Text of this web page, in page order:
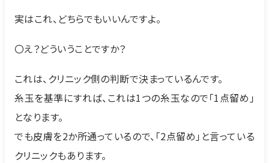
実はこれ、どちらでもいいんですよ。
〇え？どういうことですか？
これは、クリニック側の判断で決まっているんです。
糸玉を基準にすれば、これは1つの糸玉なので「1点留め」
となります。
でも皮膚を2か所通っているので、「2点留め」と言っている
クリニックもあります。